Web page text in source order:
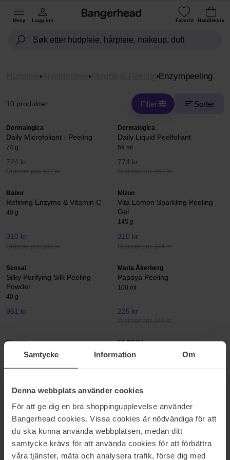
Samtycke Information Om
Denna webbplats använder cookies
För att ge dig en bra shoppingupplevelse använder
Bangerhead cookies. Vissa cookies är nödvändiga för att
du ska kunna använda webbplatsen, medan ditt
samtycke krävs för att använda cookies för att förbättra
våra tjänster, mäta och analysera trafik, förse dig med
Meny Logg inn Favoritt Handlekurv
Ansiktspleie Skrubb & Peeling Enzympeeling
10 produkter Filter Sorter
Dermalogica
Daily Microfoliant - Peeling
74 g
724 kr
Ordinær pris 937 kr
Dermalogica
Daily Liquid Peelfoliant
59 ml
774 kr
Ordinær pris 860 kr
Babor
Refining Enzyme & Vitamin C
40 g
310 kr
Ordinær pris 344 kr
Mizon
Vita Lemon Sparkling Peeling
Gel
145 g
310 kr
Ordinær pris 344 kr
Sensai
Silky Purifying Silk Peeling
Powder
40 g
961 kr
Maria Åkerberg
Papaya Peeling
100 ml
225 kr
Ordinær pris 249 kr
Elemis
Papaya Enzyme Peel
FILORGA
Skin-Prep Enzymatic Exfoliating
75 ml
Ordinær pris 394 kr
KORA Organics
Turmeric Brightening &
Exfoliating Scrub & Mask
30 ml
Peter Thomas Roth
Firmx